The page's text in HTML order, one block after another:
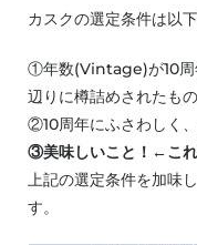
カスクの選定条件は以下
①年数(Vintage)が10周
辺りに樽詰めされたもの
②10周年にふさわしく
③美味しいこと！←こ
上記の選定条件を加味
す。